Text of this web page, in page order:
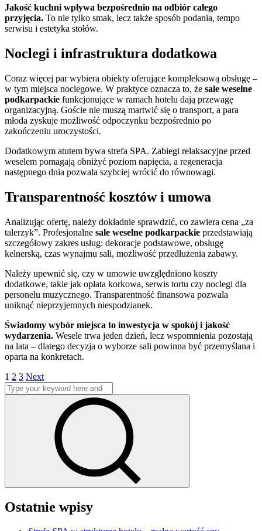
Jakość kuchni wpływa bezpośrednio na odbiór całego
przyjęcia. To nie tylko smak, lecz także sposób podania, tempo
serwisu i estetyka stołów.
Noclegi i infrastruktura dodatkowa
Coraz więcej par wybiera obiekty oferujące kompleksową obsługę –
w tym miejsca noclegowe. W praktyce oznacza to, że sale weselne
podkarpackie funkcjonujące w ramach hotelu dają przewagę
organizacyjną. Goście nie muszą martwić się o transport, a para
młoda zyskuje możliwość odpoczynku bezpośrednio po
zakończeniu uroczystości.
Dodatkowym atutem bywa strefa SPA. Zabiegi relaksacyjne przed
weselem pomagają obniżyć poziom napięcia, a regeneracja
następnego dnia pozwala szybciej wrócić do równowagi.
Transparentność kosztów i umowa
Analizując ofertę, należy dokładnie sprawdzić, co zawiera cena „za
talerzyk”. Profesjonalne sale weselne podkarpackie przedstawiają
szczegółowy zakres usług: dekoracje podstawowe, obsługę
kelnerską, czas wynajmu sali, możliwość przedłużenia zabawy.
Należy upewnić się, czy w umowie uwzględniono koszty
dodatkowe, takie jak opłata korkowa, serwis tortu czy noclegi dla
personelu muzycznego. Transparentność finansowa pozwala
uniknąć nieprzyjemnych niespodzianek.
Świadomy wybór miejsca to inwestycja w spokój i jakość
wydarzenia. Wesele trwa jeden dzień, lecz wspomnienia pozostają
na lata – dlatego decyzja o wyborze sali powinna być przemyślana i
oparta na konkretach.
Stronicowanie
wpisów
Page
1 Page
2 Page
3 Next
Search
for:
Ostatnie wpisy